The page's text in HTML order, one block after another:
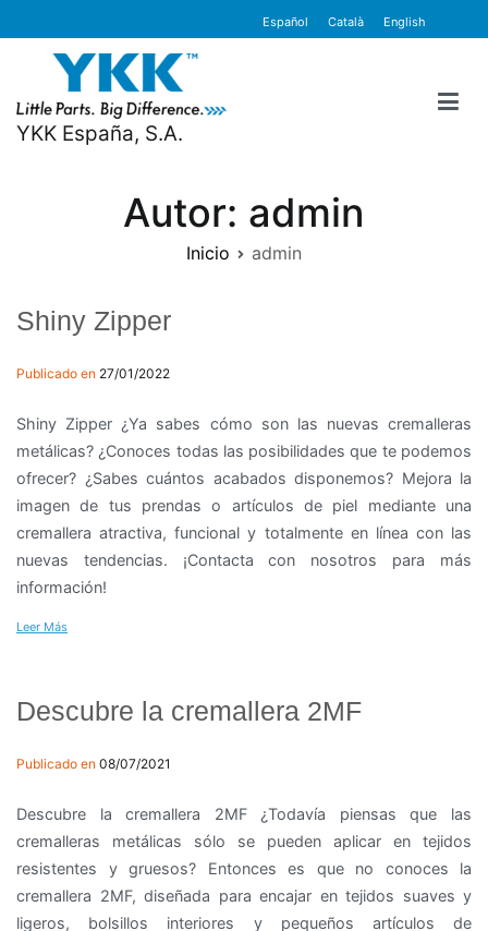
al
contenido
Español Català English
YKK España, S.A.
Autor: admin
Inicio admin
Shiny Zipper
Publicado en 27/01/2022
Shiny Zipper ¿Ya sabes cómo son las nuevas cremalleras
metálicas? ¿Conoces todas las posibilidades que te podemos
ofrecer? ¿Sabes cuántos acabados disponemos? Mejora la
imagen de tus prendas o artículos de piel mediante una
cremallera atractiva, funcional y totalmente en línea con las
nuevas tendencias. ¡Contacta con nosotros para más
información!
Leer Más
Descubre la cremallera 2MF
Publicado en 08/07/2021
Descubre la cremallera 2MF ¿Todavía piensas que las
cremalleras metálicas sólo se pueden aplicar en tejidos
resistentes y gruesos? Entonces es que no conoces la
cremallera 2MF, diseñada para encajar en tejidos suaves y
ligeros, bolsillos interiores y pequeños artículos de